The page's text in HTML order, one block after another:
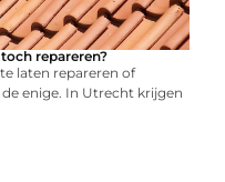
repareren?
laten repareren of
enige. In Utrecht krijgen